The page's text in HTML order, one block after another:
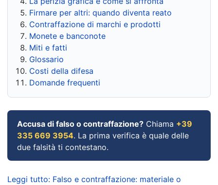
Firmare per altri: quando diventa reato
Contraffazione di marchi e prodotti
Monete e banconote
Miti e fatti
Glossario
Costi della difesa
Domande frequenti
Accusa di falso o contraffazione? Chiama +39
335 669 3954. La prima verifica è quale delle
due falsità ti contestano.
Leggi tutto: Falso e contraffazione: materiale o